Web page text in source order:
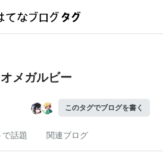
オメガルビー
このタグでブログを書く
で話題 関連ブログ